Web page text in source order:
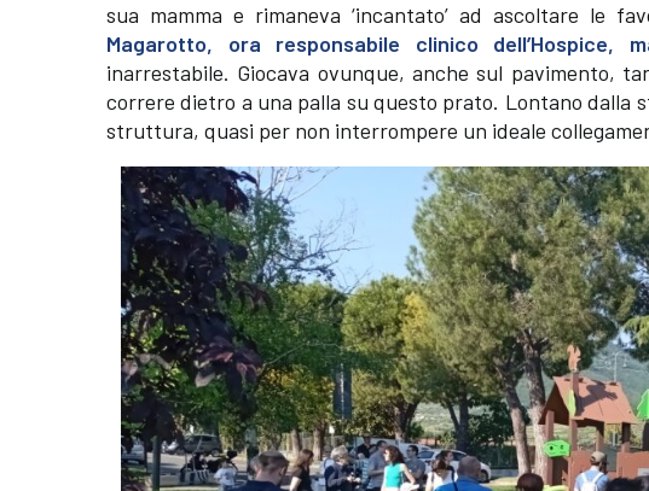
sua mamma e rimaneva ‘incantato’ ad ascoltare le
Magarotto, ora responsabile clinico
inarrestabile. Giocava ovunque, anche sul pavimento,
correre dietro a una palla su questo prato. Lontano dalla
struttura, quasi per non interrompere un ideale